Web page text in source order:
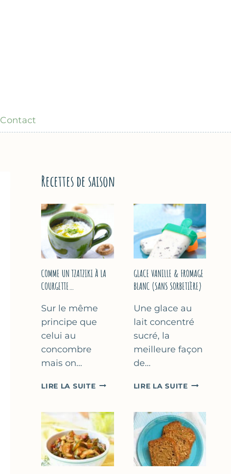
Contact
Recettes de saison
COMME UN TZATZIKI À LA
COURGETTE…
Sur le même
principe que
celui au
concombre
mais on…
LIRE LA SUITECOMME
À
LA
COURGETTE…
GLACE VANILLE & FROMAGE
BLANC (SANS SORBETIÈRE)
Une glace au
lait concentré
sucré, la
meilleure façon
de…
LIRE LA SUITEGLACE
FROMAGE
BLANC
(SANS